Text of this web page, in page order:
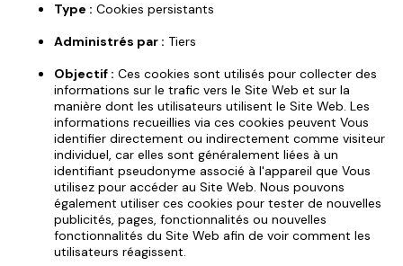
Type : Cookies persistants
Administrés par : Tiers
Objectif : Ces cookies sont utilisés pour collecter des
informations sur le trafic vers le Site Web et sur la
manière dont les utilisateurs utilisent le Site Web. Les
informations recueillies via ces cookies peuvent Vous
identifier directement ou indirectement comme visiteur
individuel, car elles sont généralement liées à un
identifiant pseudonyme associé à l'appareil que Vous
utilisez pour accéder au Site Web. Nous pouvons
également utiliser ces cookies pour tester de nouvelles
publicités, pages, fonctionnalités ou nouvelles
fonctionnalités du Site Web afin de voir comment les
utilisateurs réagissent.